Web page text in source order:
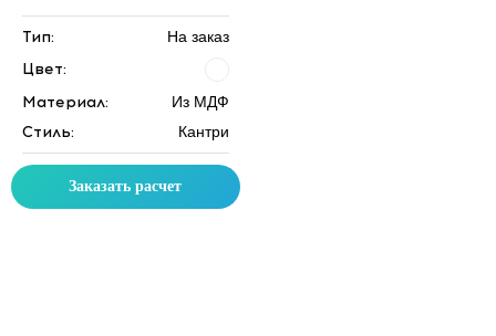
Тип: На заказ
Цвет:
Материал:
Из МДФ
Стиль: Кантри
Заказать расчет